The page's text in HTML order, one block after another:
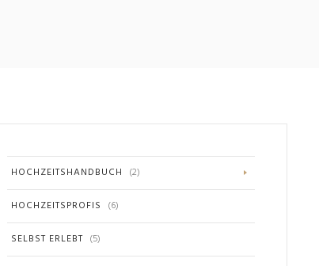
HOCHZEITSHANDBUCH (2)
HOCHZEITSPROFIS (6)
SELBST ERLEBT (5)